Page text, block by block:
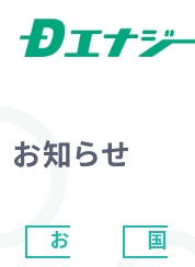
お知らせ
お 国